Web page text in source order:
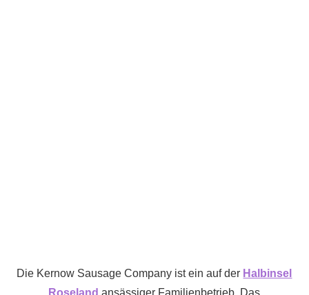
Die Kernow Sausage Company ist ein auf der Halbinsel
Roseland ansässiger Familienbetrieb. Das